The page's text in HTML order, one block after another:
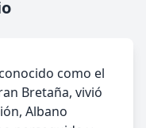
como el
Bretaña, vivió
Albano